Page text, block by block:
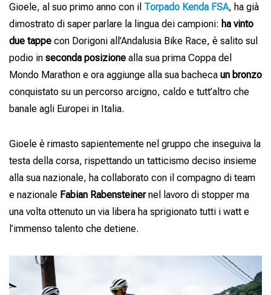
Gioele, al suo primo anno con il Torpado Kenda FSA, ha già
dimostrato di saper parlare la lingua dei campioni: ha vinto
due tappe con Dorigoni all’Andalusia Bike Race, è salito sul
podio in seconda posizione alla sua prima Coppa del
Mondo Marathon e ora aggiunge alla sua bacheca un bronzo
conquistato su un percorso arcigno, caldo e tutt’altro che
banale agli Europei in Italia.
Gioele è rimasto sapientemente nel gruppo che inseguiva la
testa della corsa, rispettando un tatticismo deciso insieme
alla sua nazionale, ha collaborato con il compagno di team
e nazionale Fabian Rabensteinernel lavoro di stopper ma
una volta ottenuto un via libera ha sprigionato tutti i watt e
l’immenso talento che detiene.